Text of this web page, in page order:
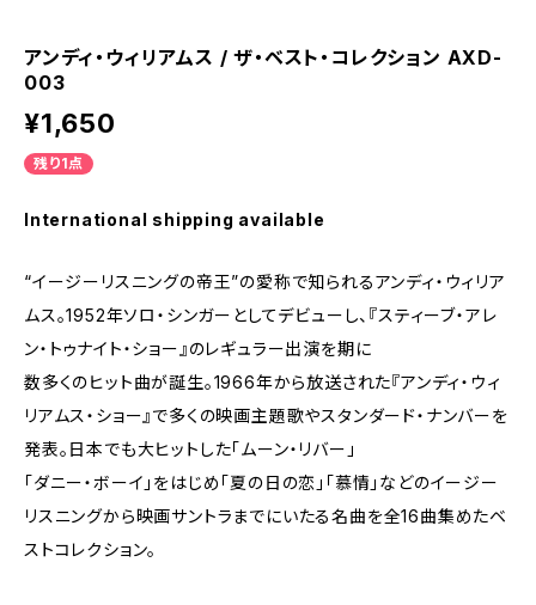
アンディ・ウィリアムス / ザ・ベスト・コレクション AXD-
003
¥1,650
残り1点
International shipping available
“イージーリスニングの帝王”の愛称で知られるアンディ・ウィリア
ムス。1952年ソロ・シンガーとしてデビューし、『スティーブ・アレ
ン・トゥナイト・ショー』のレギュラー出演を期に
数多くのヒット曲が誕生。1966年から放送された『アンディ・ウィ
リアムス・ショー』で多くの映画主題歌やスタンダード・ナンバーを
発表。日本でも大ヒットした「ムーン・リバー」
「ダニー・ボーイ」をはじめ「夏の日の恋」「慕情」などのイージー
リスニングから映画サントラまでにいたる名曲を全16曲集めたベ
ストコレクション。